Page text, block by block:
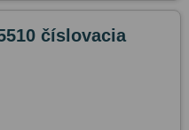
číslovacia